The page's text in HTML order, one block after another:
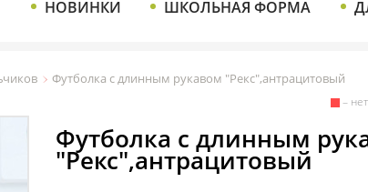
НОВИНКИ ШКОЛЬНАЯ ФОРМА
Футболка с длинным рукавом "Рекс",антрацитовый
–
Футболка с длинным
"Рекс",антрацитовый